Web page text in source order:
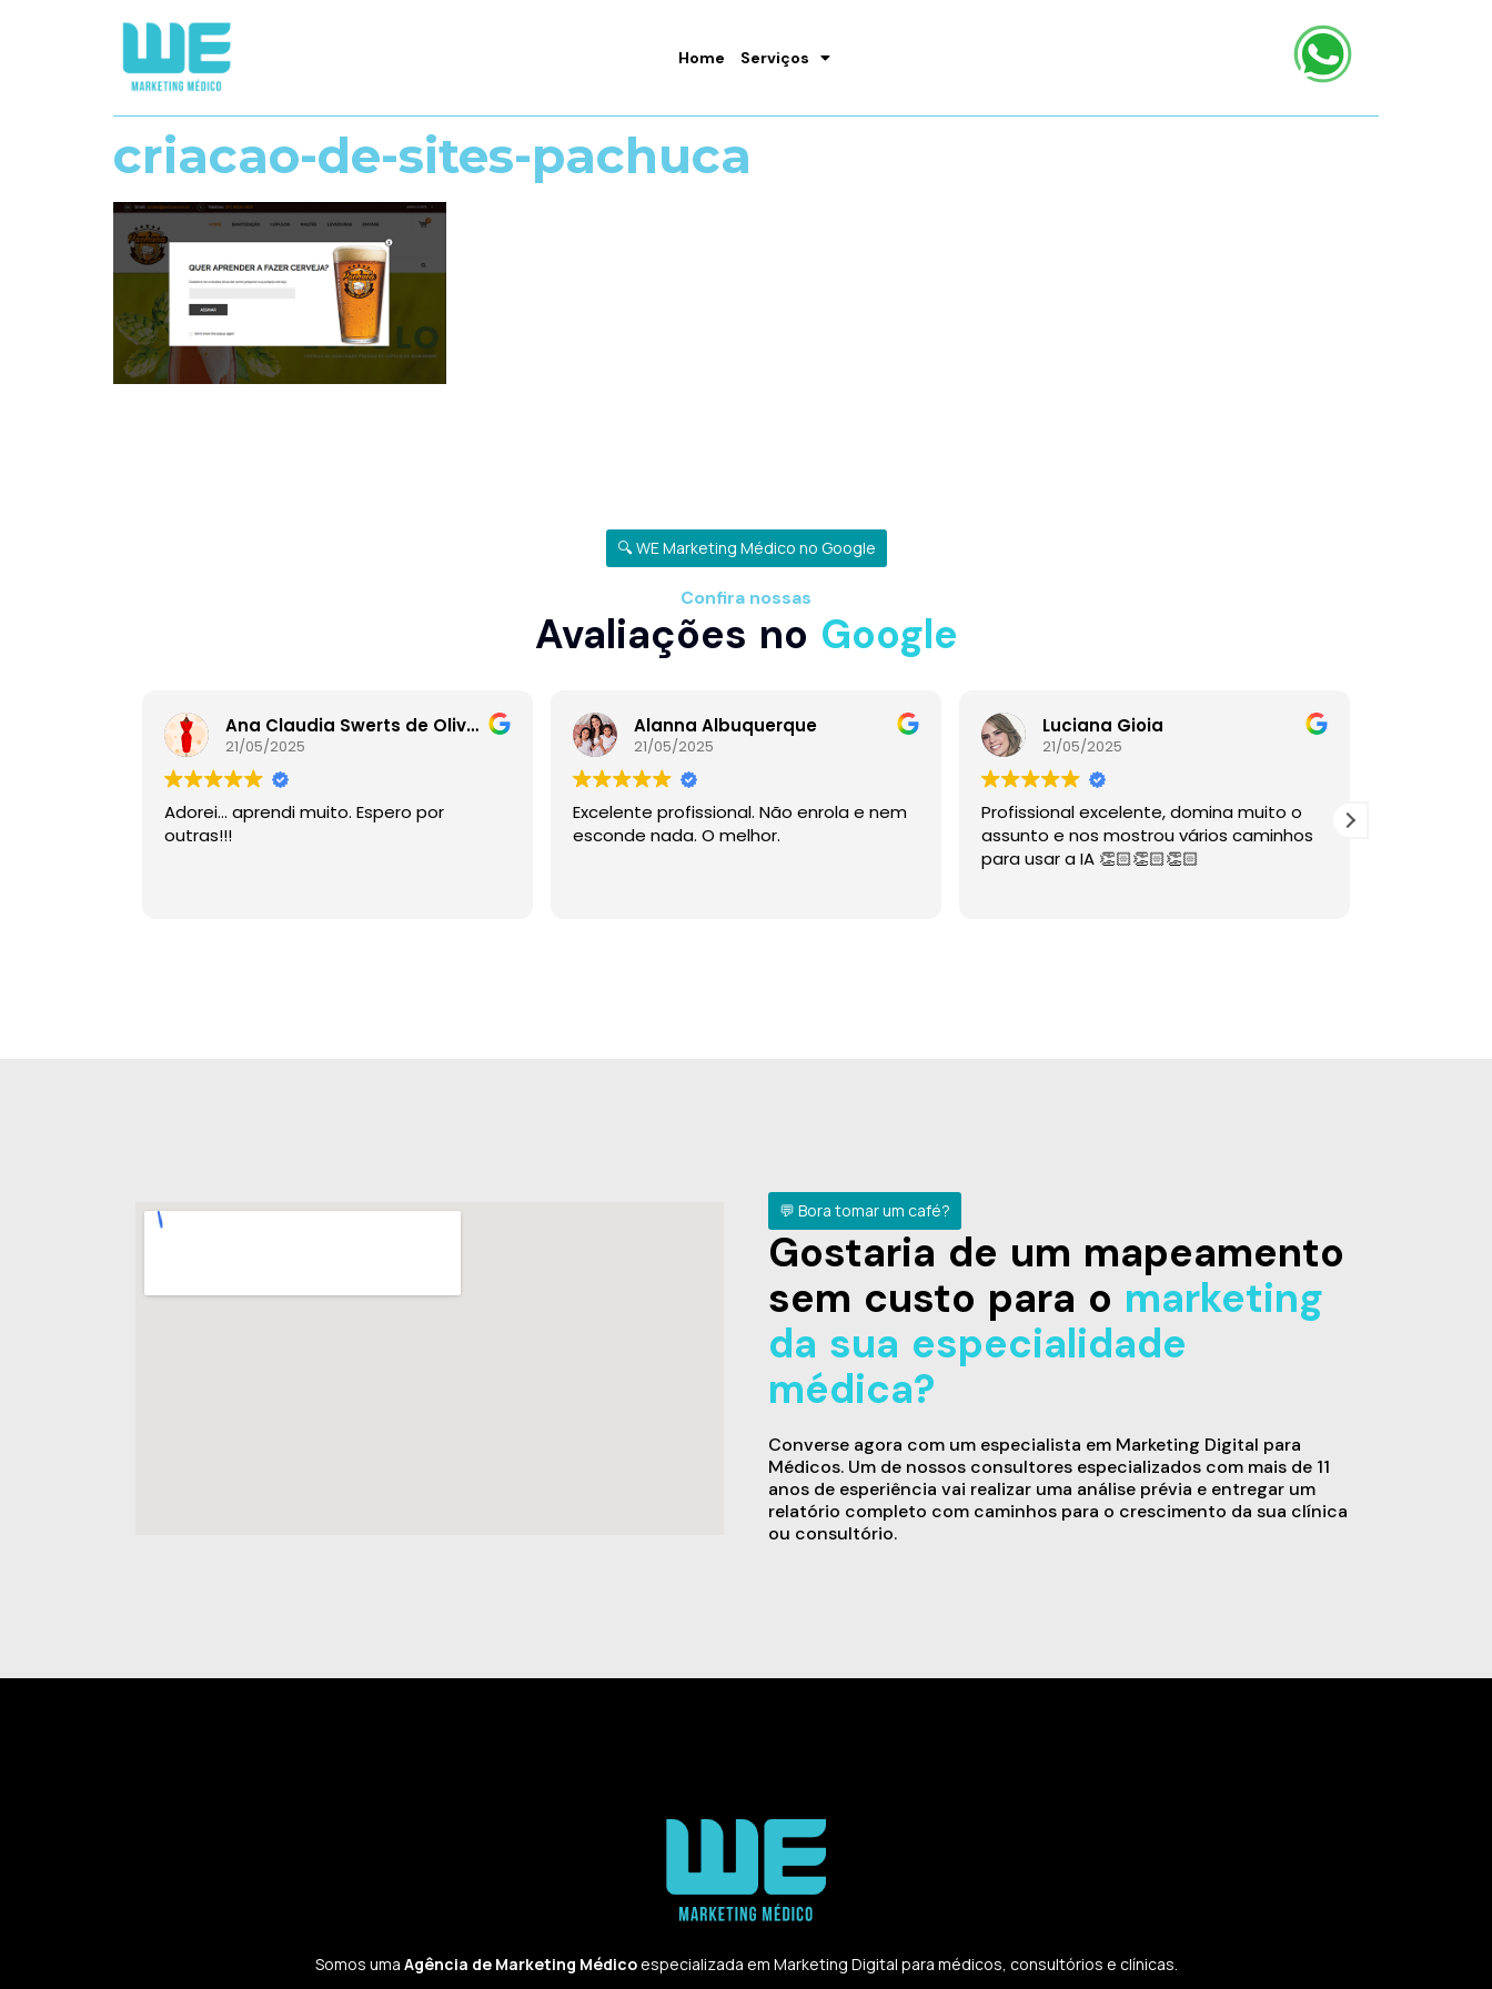
Home Serviços
criacao-de-sites-pachuca
🔍 WE Marketing Médico no Google
Confira nossas
Avaliações no Google
Ana Claudia Swerts de Oliveira
21/05/2025
Adorei… aprendi muito. Espero por
outras!!!
Alanna Albuquerque
21/05/2025
Excelente profissional. Não enrola e nem
esconde nada. O melhor.
Luciana Gioia
21/05/2025
Profissional excelente, domina muito o
assunto e nos mostrou vários caminhos
para usar a IA 👏🏻👏🏻👏🏻
💬 Bora tomar um café?
Gostaria de um mapeamento
sem custo para o marketing
da sua especialidade
médica?
Converse agora com um especialista em Marketing Digital para
Médicos. Um de nossos consultores especializados com mais de 11
anos de esperiência vai realizar uma análise prévia e entregar um
relatório completo com caminhos para o crescimento da sua clínica
ou consultório.
Somos uma Agência de Marketing Médicoespecializada em Marketing Digital para médicos, consultórios e clínicas.